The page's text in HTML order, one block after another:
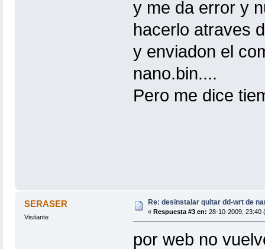
y me da error y
hacerlo atraves
y enviadon el
nano.bin....
Pero me dice
SERASER
Visitante
Re: desinstalar quitar dd-wrt de
« Respuesta #3 en: 28-10-2009, 23:40
por web no